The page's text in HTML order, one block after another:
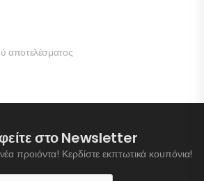
αποτελέσματος
στο Newsletter
προιόντα! Κερδίστε εκπτωτικά κουπόνια!